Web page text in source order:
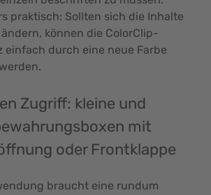
praktisch: Sollten sich die Inhalte
können die ColorClip-
einfach durch eine neue Farbe
Zugriff: kleine und
mit
oder Frontklappe
braucht eine rundum